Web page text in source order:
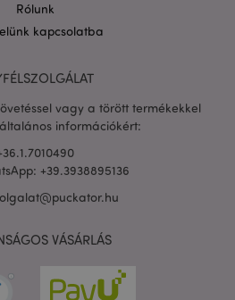
Rólunk
kapcsolatba
vagy a törött termékekkel
információkért:
+39.3938895136
VÁSÁRLÁS